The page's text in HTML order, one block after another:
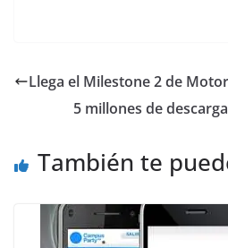
Llega el Milestone 2 de
5 millones de
También te